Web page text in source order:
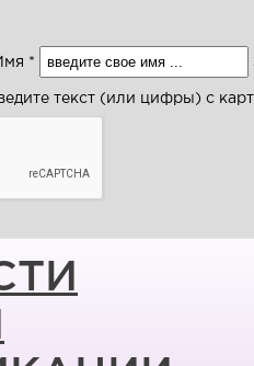
*
текст (или цифры) с